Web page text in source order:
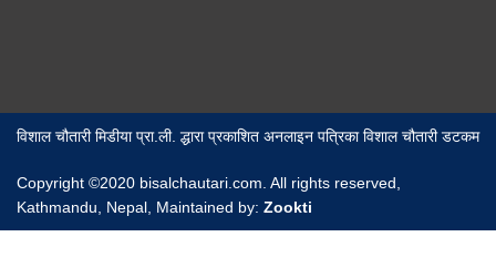
विशाल चौतारी मिडीया प्रा.ली. द्धारा प्रकाशित अनलाइन पत्रिका विशाल चौतारी डटकम
Copyright ©2020 bisalchautari.com. All rights reserved,
Kathmandu, Nepal, Maintained by: Zookti